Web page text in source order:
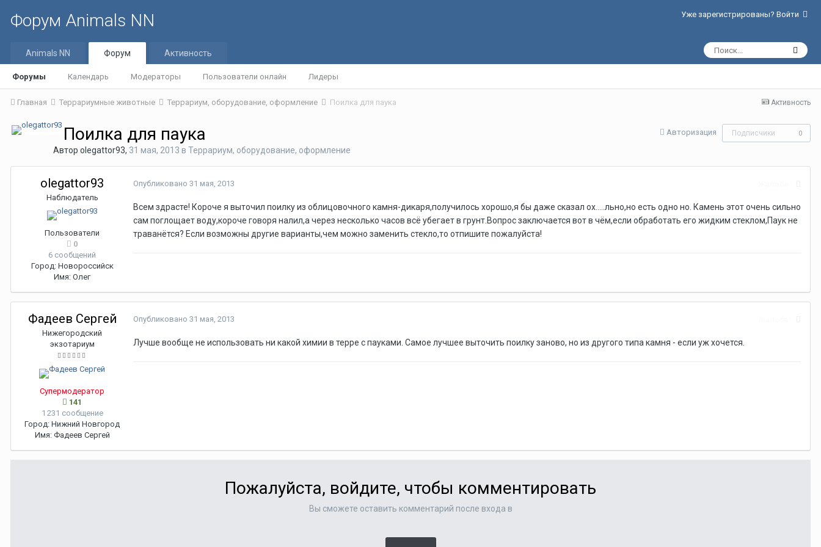
Форум Animals NN Уже зарегистрированы? Войти
Animals NN Форум
Форумы Календарь Модераторы Пользователи онлайн Лидеры
Активность
Активность
Главная Террариумные животные Террариум, оборудование, оформление Поилка для паука
Авторизация Подписчики 0
Поилка для паука
Автор olegattor93, 31 мая, 2013 в Террариум, оборудование, оформление
olegattor93
Наблюдатель
Пользователи
0
6 сообщений
Город: Новороссийск
Имя: Олег
Опубликовано 31 мая, 2013
Всем здрасте! Короче я выточил поилку из облицовочного камня-дикаря,получилось хорошо,я бы даже сказал ох.....льно,но есть одно но. Камень этот очень сильно
сам поглощает воду,короче говоря налил,а через несколько часов всё убегает в грунт.Вопрос заключается вот в чём,если обработать его жидким стеклом,Паук не
траванётся? Если возможны другие варианты,чем можно заменить стекло,то отпишите пожалуйста!
Фадеев Сергей
Нижегородский
экзотариум
Супермодератор
141
1 231 сообщение
Город: Нижний Новгород
Имя: Фадеев Сергей
Опубликовано 31 мая, 2013
Лучше вообще не использовать ни какой химии в терре с пауками. Самое лучшее выточить поилку заново, но из другого типа камня - если уж хочется.
Пожалуйста, войдите, чтобы комментировать
Вы сможете оставить комментарий после входа в